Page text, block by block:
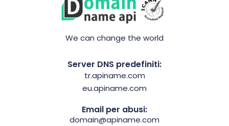
We can change the world
Server DNS predefiniti:
tr.apiname.com
eu.apiname.com
Email per abusi:
domain@apiname.com